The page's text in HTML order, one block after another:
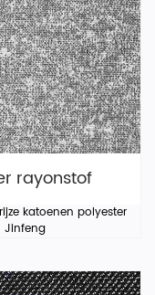
rayonstof
katoenen polyester
Jinfeng